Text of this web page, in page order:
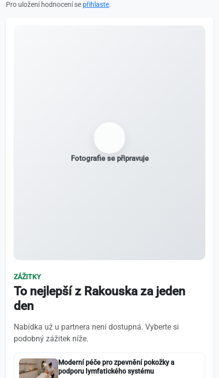
Pro uložení hodnocení se přihlaste.
Fotografie se připravuje
ZÁŽITKY
To nejlepší z Rakouska za jeden
den
Nabídka už u partnera není dostupná. Vyberte si
podobný zážitek níže.
Moderní péče pro zpevnění pokožky a
podporu lymfatického systému